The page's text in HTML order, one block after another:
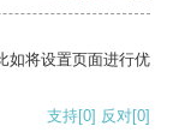
如将设置页面进行优
支持[0] 反对[0]